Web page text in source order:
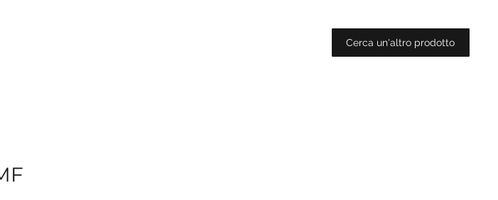
Cerca un'altro prodotto